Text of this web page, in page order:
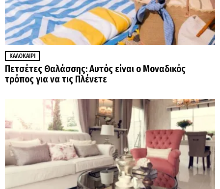
ΚΑΛΟΚΑΊΡΙ
Πετσέτες Θαλάσσης: Αυτός είναι ο Μοναδικός
τρόπος για να τις Πλένετε